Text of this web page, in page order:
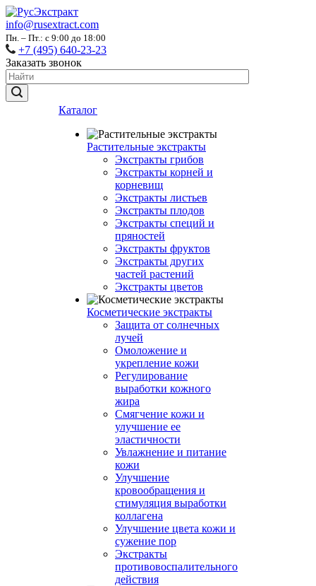
info@rusextract.com
Пн. – Пт.: с 9:00 до 18:00
+7 (495) 640-23-23
Заказать звонок
Каталог
Растительные экстракты
Экстракты грибов
Экстракты корней и
корневищ
Экстракты листьев
Экстракты плодов
Экстракты специй и
пряностей
Экстракты фруктов
Экстракты других
частей растений
Экстракты цветов
Косметические экстракты
Защита от солнечных
лучей
Омоложение и
укрепление кожи
Регулирование
выработки кожного
жира
Смягчение кожи и
улучшение ее
эластичности
Увлажнение и питание
кожи
Улучшение
кровообращения и
стимуляция выработки
коллагена
Улучшение цвета кожи и
сужение пор
Экстракты
противовоспалительного
действия